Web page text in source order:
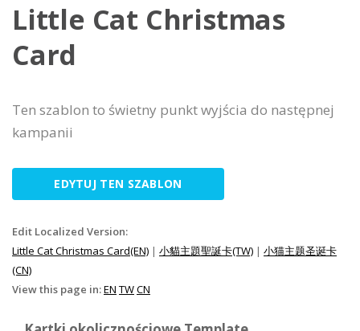
Little Cat Christmas
Card
Ten szablon to świetny punkt wyjścia do następnej
kampanii
EDYTUJ TEN SZABLON
Edit Localized Version:
Little Cat Christmas Card(EN) | 小貓主題聖誕卡(TW) | 小猫主题圣诞卡
(CN)
View this page in:EN TWCN